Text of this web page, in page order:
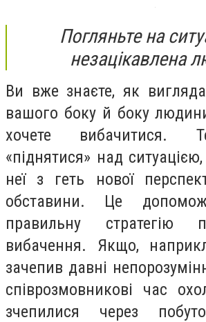
Погляньте на
незацікавлена
Ви вже знаєте, як
вашого боку й боку
хочете вибачитися.
«піднятися» над
неї з геть нової
обставини. Це
правильну стратегію
вибачення. Якщо,
зачепив давні
співрозмовникові час
зчепилися через